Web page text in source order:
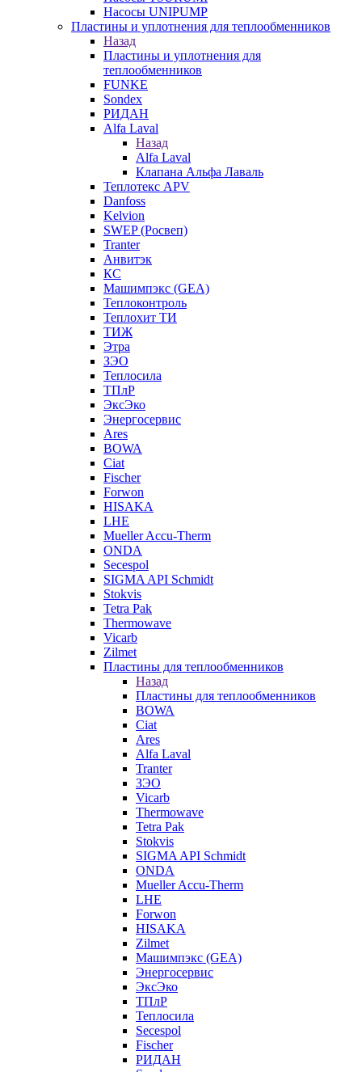
Насосы UNIPUMP
Пластины и уплотнения для теплообменников
Назад
Пластины и уплотнения для
теплообменников
FUNKE
Sondex
РИДАН
Alfa Laval
Назад
Alfa Laval
Клапана Альфа Лаваль
Теплотекс APV
Danfoss
Kelvion
SWEP (Росвеп)
Tranter
Анвитэк
КС
Машимпэкс (GEA)
Теплоконтроль
Теплохит ТИ
ТИЖ
Этра
ЗЭО
Теплосила
ТПлР
ЭксЭко
Энергосервис
Ares
BOWA
Ciat
Fischer
Forwon
HISAKA
LHE
Mueller Accu-Therm
ONDA
Secespol
SIGMA API Schmidt
Stokvis
Tetra Pak
Thermowave
Vicarb
Zilmet
Пластины для теплообменников
Назад
Пластины для теплообменников
BOWA
Ciat
Ares
Alfa Laval
Tranter
ЗЭО
Vicarb
Thermowave
Tetra Pak
Stokvis
SIGMA API Schmidt
ONDA
Mueller Accu-Therm
LHE
Forwon
HISAKA
Zilmet
Машимпэкс (GEA)
Энергосервис
ЭксЭко
ТПлР
Теплосила
Secespol
Fischer
РИДАН